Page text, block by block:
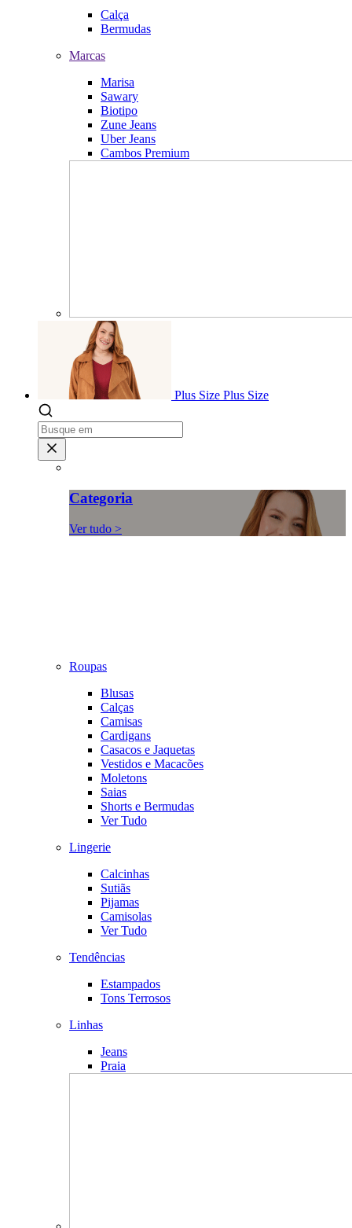
Calça
Bermudas
Marcas
Marisa
Sawary
Biotipo
Zune Jeans
Uber Jeans
Cambos Premium
Plus Size Plus Size
Categoria
Ver tudo >
Roupas
Blusas
Calças
Camisas
Cardigans
Casacos e Jaquetas
Vestidos e Macacões
Moletons
Saias
Shorts e Bermudas
Ver Tudo
Lingerie
Calcinhas
Sutiãs
Pijamas
Camisolas
Ver Tudo
Tendências
Estampados
Tons Terrosos
Linhas
Jeans
Praia